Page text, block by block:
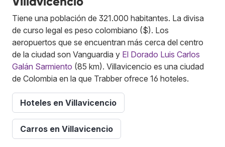
Tiene una población de 321.000 habitantes. La divisa
de curso legal es peso colombiano ($). Los
aeropuertos que se encuentran más cerca del centro
de la ciudad son Vanguardia y El Dorado Luis Carlos
Galán Sarmiento (85 km). Villavicencio es una ciudad
de Colombia en la que Trabber ofrece 16 hoteles.
Hoteles en Villavicencio
Carros en Villavicencio